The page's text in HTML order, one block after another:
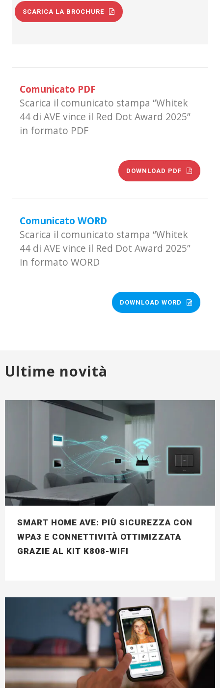
SCARICA LA BROCHURE
Comunicato PDF
Scarica il comunicato stampa “Whitek
44 di AVE vince il Red Dot Award 2025”
in formato PDF
DOWNLOAD PDF
Comunicato WORD
Scarica il comunicato stampa “Whitek
44 di AVE vince il Red Dot Award 2025”
in formato WORD
DOWNLOAD WORD
Ultime novità
SMART HOME AVE: PIÙ SICUREZZA CON
WPA3 E CONNETTIVITÀ OTTIMIZZATA
GRAZIE AL KIT K808-WIFI